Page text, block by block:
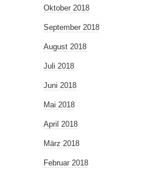
Oktober 2018
September 2018
August 2018
Juli 2018
Juni 2018
Mai 2018
April 2018
März 2018
Februar 2018